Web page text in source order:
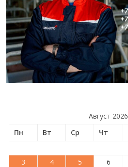
Август 2026
Пн
Вт Ср Чт
3
4 5 6